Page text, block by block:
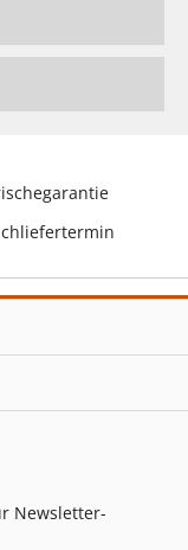
Newsletter-